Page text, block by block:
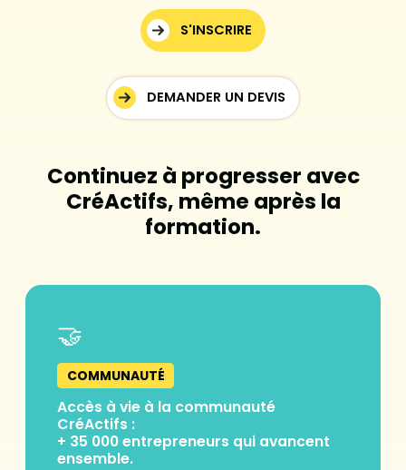
S'INSCRIRE
DEMANDER UN DEVIS
Continuez à progresser avec
CréActifs, même après la
formation.
🤝
COMMUNAUTÉ
Accès à vie à la communauté
CréActifs :
+ 35 000 entrepreneurs qui avancent
ensemble.